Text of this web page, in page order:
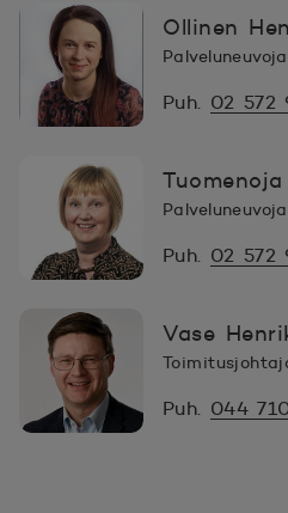
Ollinen
Palveluneuvoja
Puh. 02 572
Palveluneuvoja
Puh. 02 572
Vase
Puh. 044